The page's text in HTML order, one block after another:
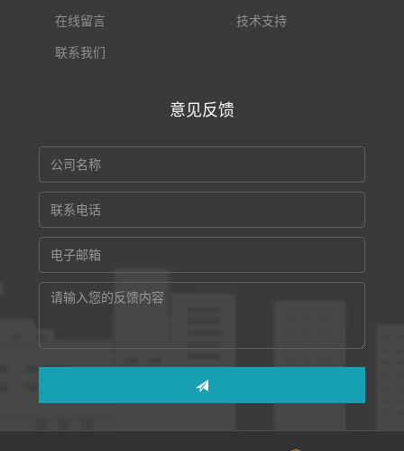
在线留言 技术支持
联系我们
意见反馈